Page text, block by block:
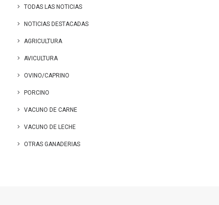
TODAS LAS NOTICIAS
NOTICIAS DESTACADAS
AGRICULTURA
AVICULTURA
OVINO/CAPRINO
PORCINO
VACUNO DE CARNE
VACUNO DE LECHE
OTRAS GANADERIAS